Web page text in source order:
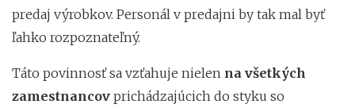
predaj výrobkov. Personál v predajni by tak mal byť
ľahko rozpoznateľný.
Táto povinnosť sa vzťahuje nielen na všetkých
zamestnancov prichádzajúcich do styku so